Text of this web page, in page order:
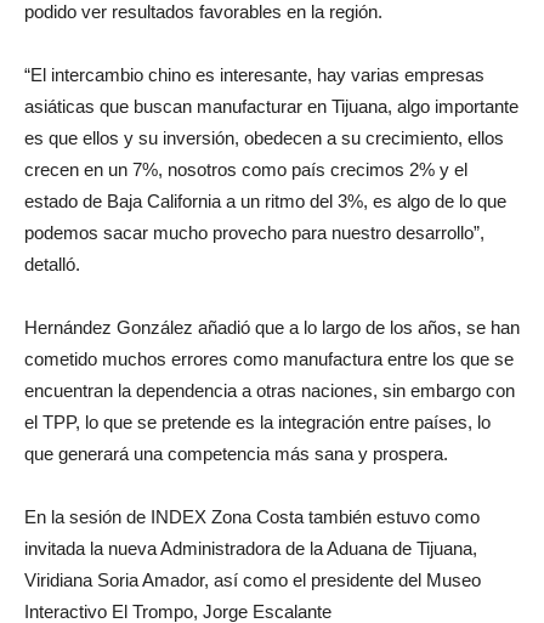
podido ver resultados favorables en la región.
“El intercambio chino es interesante, hay varias empresas
asiáticas que buscan manufacturar en Tijuana, algo importante
es que ellos y su inversión, obedecen a su crecimiento, ellos
crecen en un 7%, nosotros como país crecimos 2% y el
estado de Baja California a un ritmo del 3%, es algo de lo que
podemos sacar mucho provecho para nuestro desarrollo”,
detalló.
Hernández González añadió que a lo largo de los años, se han
cometido muchos errores como manufactura entre los que se
encuentran la dependencia a otras naciones, sin embargo con
el TPP, lo que se pretende es la integración entre países, lo
que generará una competencia más sana y prospera.
En la sesión de INDEX Zona Costa también estuvo como
invitada la nueva Administradora de la Aduana de Tijuana,
Viridiana Soria Amador, así como el presidente del Museo
Interactivo El Trompo, Jorge Escalante